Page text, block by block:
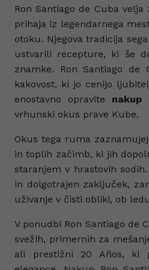
Ron Santiago de Cuba
prihaja iz legendarnega
otoku. Njegova tradicija
ustvarili recepture, ki še
znamke. Ron Santiago
kakovost, ki jo cenijo
enostavno opravite nakup
vrhunski okus prave Kube.
Okus tega ruma
in toplih začimb, ki jih
staranjem v hrastovih
in dolgotrajen zaključek,
uživanje v čisti obliki, ob
V ponudbi Ron Santiago de
svežih, primernih za
ali prestižni 20 Años, ki